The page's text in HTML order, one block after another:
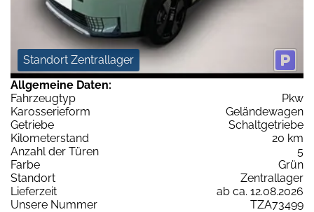
Standort Zentrallager
Allgemeine Daten:
Fahrzeugtyp
Pkw
Karosserieform
Geländewagen
Getriebe
Schaltgetriebe
Kilometerstand
20 km
Anzahl der Türen
5
Farbe
Grün
Standort
Zentrallager
Lieferzeit
ab ca. 12.08.2026
Unsere Nummer
TZA73499